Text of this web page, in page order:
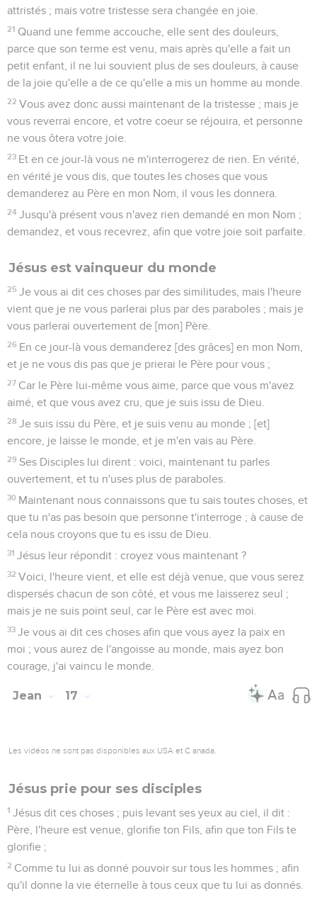
attristés ; mais votre tristesse sera changée en joie.
21 Quand une femme accouche, elle sent des douleurs,
parce que son terme est venu, mais après qu'elle a fait un
petit enfant, il ne lui souvient plus de ses douleurs, à cause
de la joie qu'elle a de ce qu'elle a mis un homme au monde.
22 Vous avez donc aussi maintenant de la tristesse ; mais je
vous reverrai encore, et votre coeur se réjouira, et personne
ne vous ôtera votre joie.
23 Et en ce jour-là vous ne m'interrogerez de rien. En vérité,
en vérité je vous dis, que toutes les choses que vous
demanderez au Père en mon Nom, il vous les donnera.
24 Jusqu'à présent vous n'avez rien demandé en mon Nom ;
demandez, et vous recevrez, afin que votre joie soit parfaite.
Jésus est vainqueur du monde
25 Je vous ai dit ces choses par des similitudes, mais l'heure
vient que je ne vous parlerai plus par des paraboles ; mais je
vous parlerai ouvertement de [mon] Père.
26 En ce jour-là vous demanderez [des grâces] en mon Nom,
et je ne vous dis pas que je prierai le Père pour vous ;
27 Car le Père lui-même vous aime, parce que vous m'avez
aimé, et que vous avez cru, que je suis issu de Dieu.
28 Je suis issu du Père, et je suis venu au monde ; [et]
encore, je laisse le monde, et je m'en vais au Père.
29 Ses Disciples lui dirent : voici, maintenant tu parles
ouvertement, et tu n'uses plus de paraboles.
30 Maintenant nous connaissons que tu sais toutes choses, et
que tu n'as pas besoin que personne t'interroge ; à cause de
cela nous croyons que tu es issu de Dieu.
31 Jésus leur répondit : croyez vous maintenant ?
32 Voici, l'heure vient, et elle est déjà venue, que vous serez
dispersés chacun de son côté, et vous me laisserez seul ;
mais je ne suis point seul, car le Père est avec moi.
33 Je vous ai dit ces choses afin que vous ayez la paix en
moi ; vous aurez de l'angoisse au monde, mais ayez bon
courage, j'ai vaincu le monde.
Jean 17
Les vidéos ne sont pas disponibles aux USA et C anada.
Jésus prie pour ses disciples
1 Jésus dit ces choses ; puis levant ses yeux au ciel, il dit :
Père, l'heure est venue, glorifie ton Fils, afin que ton Fils te
glorifie ;
2 Comme tu lui as donné pouvoir sur tous les hommes ; afin
qu'il donne la vie éternelle à tous ceux que tu lui as donnés.